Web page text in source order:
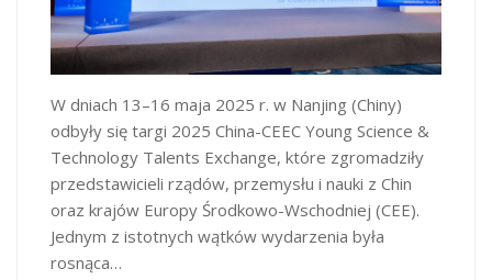
W dniach 13–16 maja 2025 r. w Nanjing (Chiny)
odbyły się targi 2025 China-CEEC Young Science &
Technology Talents Exchange, które zgromadziły
przedstawicieli rządów, przemysłu i nauki z Chin
oraz krajów Europy Środkowo-Wschodniej (CEE).
Jednym z istotnych wątków wydarzenia była
rosnąca…